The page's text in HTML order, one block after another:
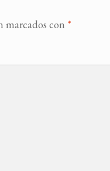
marcados con *